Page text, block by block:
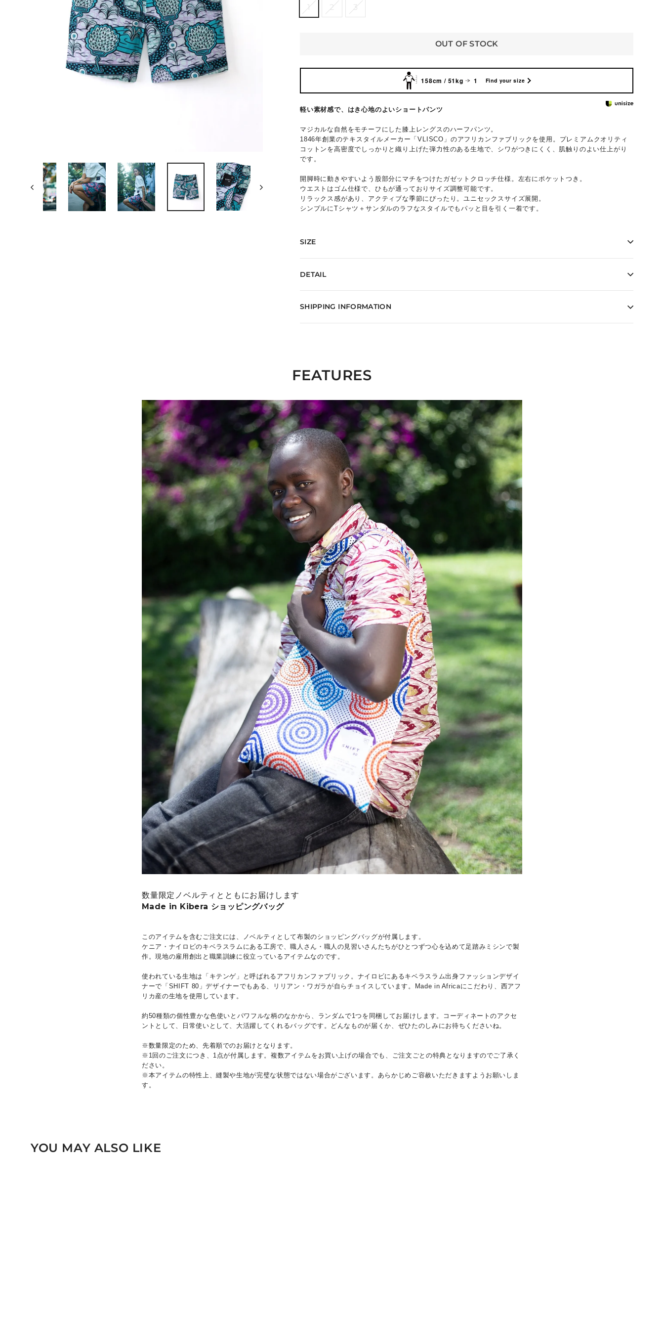
1 2 3
OUT OF STOCK
158cm / 51kg 1 Find your size
軽い素材感で、はき心地のよいショートパンツ
マジカルな自然をモチーフにした膝上レングスのハーフパンツ。
1846年創業のテキスタイルメーカー「VLISCO」のアフリカンファブリックを使用。プレミアムクオリティ
コットンを高密度でしっかりと織り上げた弾力性のある生地で、シワがつきにくく、肌触りのよい仕上がり
です。
開脚時に動きやすいよう股部分にマチをつけたガゼットクロッチ仕様。左右にポケットつき。
ウエストはゴム仕様で、ひもが通っておりサイズ調整可能です。
リラックス感があり、アクティブな季節にぴったり。ユニセックスサイズ展開。
シンプルにTシャツ＋サンダルのラフなスタイルでもパッと目を引く一着です。
SIZE
DETAIL
SHIPPING INFORMATION
FEATURES
数量限定ノベルティとともにお届けします
Made in Kibera ショッピングバッグ
このアイテムを含むご注文には、ノベルティとして布製のショッピングバッグが付属します。
ケニア・ナイロビのキベラスラムにある工房で、職人さん・職人の見習いさんたちがひとつずつ心を込めて足踏みミシンで製
作。現地の雇用創出と職業訓練に役立っているアイテムなのです。
使われている生地は「キテンゲ」と呼ばれるアフリカンファブリック。ナイロビにあるキベラスラム出身ファッションデザイ
ナーで「SHIFT 80」デザイナーでもある、リリアン・ワガラが自らチョイスしています。Made in Africaにこだわり、西アフ
リカ産の生地を使用しています。
約50種類の個性豊かな色使いとパワフルな柄のなかから、ランダムで1つを同梱してお届けします。コーディネートのアクセ
ントとして、日常使いとして、大活躍してくれるバッグです。どんなものが届くか、ぜひたのしみにお待ちくださいね。
※数量限定のため、先着順でのお届けとなります。
※1回のご注文につき、1点が付属します。複数アイテムをお買い上げの場合でも、ご注文ごとの特典となりますのでご了承く
ださい。
※本アイテムの特性上、縫製や生地が完璧な状態ではない場合がございます。あらかじめご容赦いただきますようお願いしま
す。
YOU MAY ALSO LIKE